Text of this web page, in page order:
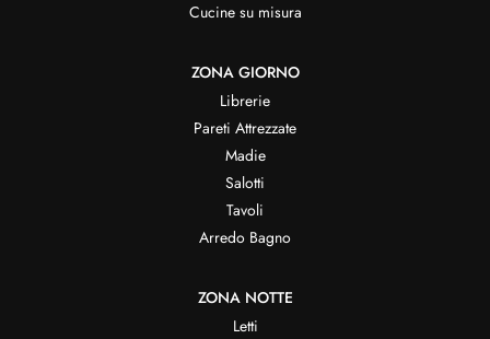
Cucine su misura
ZONA GIORNO
Librerie
Pareti Attrezzate
Madie
Salotti
Tavoli
Arredo Bagno
ZONA NOTTE
Letti